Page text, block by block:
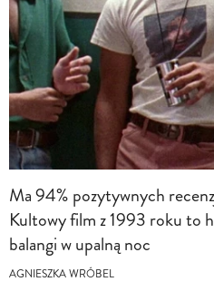
Ma 94% pozytywnych
Kultowy film z 1993 roku to
balangi w upalną noc
AGNIESZKA WRÓBEL